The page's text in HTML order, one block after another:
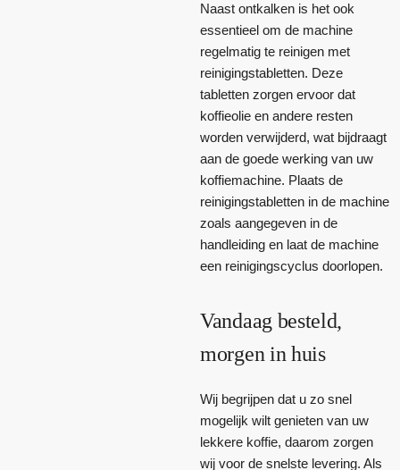
Naast ontkalken is het ook
essentieel om de machine
regelmatig te reinigen met
reinigingstabletten. Deze
tabletten zorgen ervoor dat
koffieolie en andere resten
worden verwijderd, wat bijdraagt
aan de goede werking van uw
koffiemachine. Plaats de
reinigingstabletten in de machine
zoals aangegeven in de
handleiding en laat de machine
een reinigingscyclus doorlopen.
Vandaag besteld,
morgen in huis
Wij begrijpen dat u zo snel
mogelijk wilt genieten van uw
lekkere koffie, daarom zorgen
wij voor de snelste levering. Als